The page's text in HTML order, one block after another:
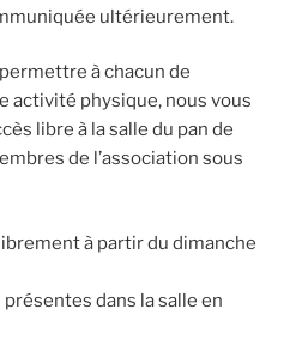
ultérieurement.
à chacun de
activité physique, nous vous
libre à la salle du pan de
de l’association sous
à partir du dimanche
dans la salle en